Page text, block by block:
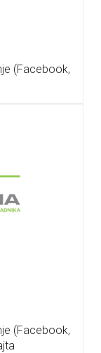
(Facebook,
(Facebook,